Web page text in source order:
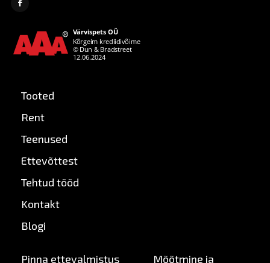
Tooted
Rent
Teenused
Ettevõttest
Tehtud tööd
Kontakt
Blogi
Pinna ettevalmistus Mõõtmine ja